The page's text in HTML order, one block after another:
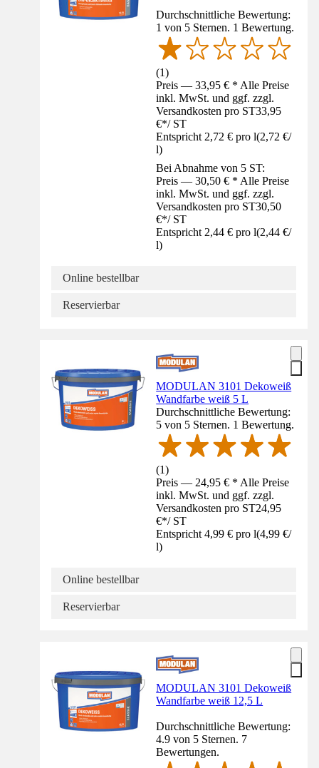
Durchschnittliche Bewertung:
1 von 5 Sternen. 1 Bewertung.
(1)
Preis — 33,95 € * Alle Preise
inkl. MwSt. und ggf. zzgl.
Versandkosten pro ST33,95
€*/ ST
Entspricht 2,72 € pro l(2,72 €/
l)
Bei Abnahme von 5 ST:
Preis — 30,50 € * Alle Preise
inkl. MwSt. und ggf. zzgl.
Versandkosten pro ST30,50
€*/ ST
Entspricht 2,44 € pro l(2,44 €/
l)
Online bestellbar
Reservierbar
MODULAN 3101 Dekoweiß
Wandfarbe weiß 5 L
Durchschnittliche Bewertung:
5 von 5 Sternen. 1 Bewertung.
(1)
Preis — 24,95 € * Alle Preise
inkl. MwSt. und ggf. zzgl.
Versandkosten pro ST24,95
€*/ ST
Entspricht 4,99 € pro l(4,99 €/
l)
Online bestellbar
Reservierbar
MODULAN 3101 Dekoweiß
Wandfarbe weiß 12,5 L
Durchschnittliche Bewertung:
4.9 von 5 Sternen. 7
Bewertungen.